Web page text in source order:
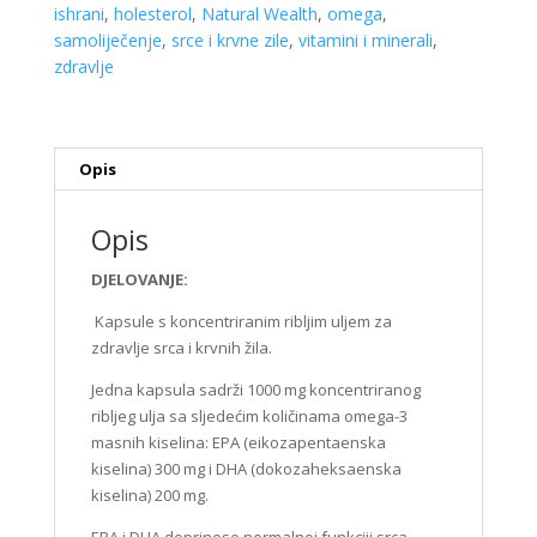
Wealth
količina
ishrani, holesterol, Natural Wealth, omega,
samoliječenje, srce i krvne zile, vitamini i minerali,
zdravlje
Opis
Opis
DJELOVANJE:
Kapsule s koncentriranim ribljim uljem za
zdravlje srca i krvnih žila.
Jedna kapsula sadrži 1000 mg koncentriranog
ribljeg ulja sa sljedećim količinama omega-3
masnih kiselina: EPA (eikozapentaenska
kiselina) 300 mg i DHA (dokozaheksaenska
kiselina) 200 mg.